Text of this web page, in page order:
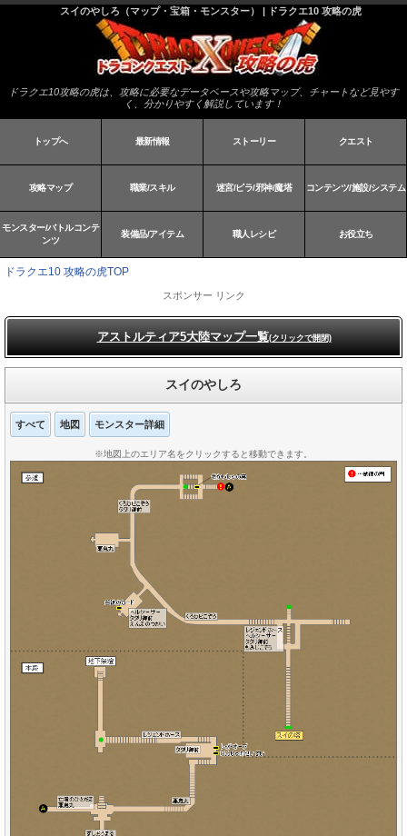
スイのやしろ（マップ・宝箱・モンスター） | ドラクエ10 攻略の虎
ドラクエ10攻略の虎は、攻略に必要なデータベースや攻略マップ、チャートなど見やす
く、分かりやすく解説しています！
トップへ 最新情報 ストーリー クエスト
攻略マップ 職業/スキル 迷宮/ピラ/邪神/魔塔 コンテンツ/施設/システム
モンスター/バトルコンテ
ンツ
装備品/アイテム 職人レシピ お役立ち
ドラクエ10 攻略の虎TOP
スポンサー リンク
アストルティア5大陸マップ一覧(クリックで開閉)
スイのやしろ
すべて 地図 モンスター詳細
※地図上のエリア名をクリックすると移動できます。